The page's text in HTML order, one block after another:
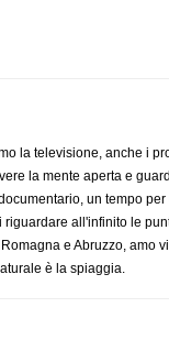
la televisione, anche i
la mente aperta e
un tempo
all'infinito le
e Abruzzo, amo
è la spiaggia.